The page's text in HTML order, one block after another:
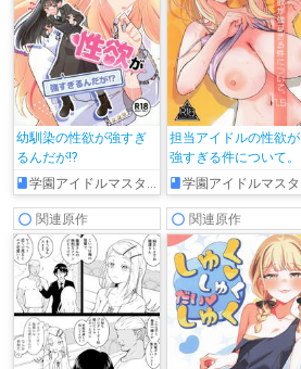
幼馴染の性欲が強すぎ
るんだが!?
学園アイドルマスター
担当アイドルの性欲が
強すぎる件について。
1.5学園アイドルマスター
関連原作 関連原作